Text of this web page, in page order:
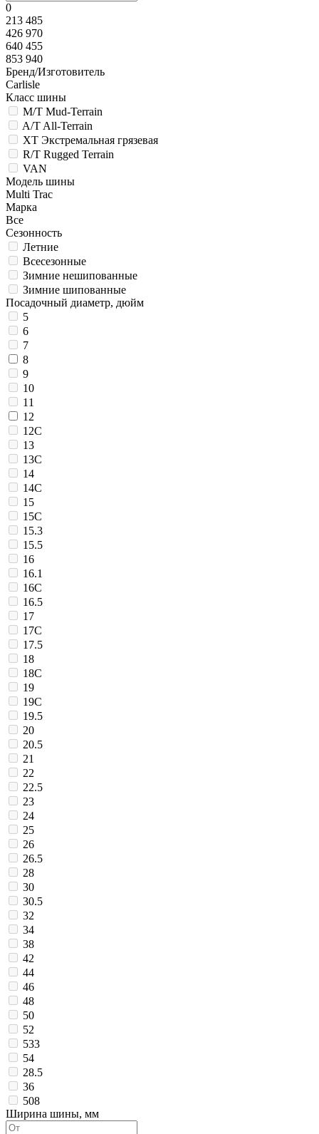
По популярности
0
213 485
426 970
640 455
853 940
Бренд/Изготовитель
Carlisle
Класс шины
M/T Mud-Terrain
A/T All-Terrain
XT Экстремальная грязевая
R/T Rugged Terrain
VAN
Модель шины
Multi Trac
Марка
Все
Сезонность
Летние
Всесезонные
Зимние нешипованные
Зимние шипованные
Посадочный диаметр, дюйм
5
6
7
8
9
10
11
12
12C
13
13C
14
14C
15
15C
15.3
15.5
16
16.1
16C
16.5
17
17C
17.5
18
18C
19
19C
19.5
20
20.5
21
22
22.5
23
24
25
26
26.5
28
30
30.5
32
34
38
42
44
46
48
50
52
533
54
28.5
36
508
Ширина шины, мм